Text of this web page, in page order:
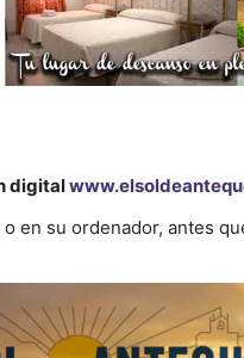
digital
en su ordenador, antes